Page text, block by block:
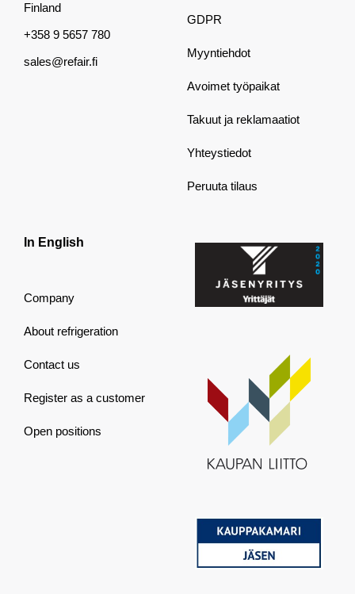
Finland
+358 9 5657 780
sales@refair.fi
GDPR
Myyntiehdot
Avoimet työpaikat
Takuut ja reklamaatiot
Yhteystiedot
Peruuta tilaus
In English
Company
About refrigeration
Contact us
Register as a customer
Open positions